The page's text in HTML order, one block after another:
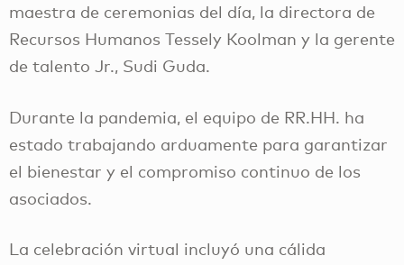
maestra de ceremonias del día, la directora de
Recursos Humanos Tessely Koolman y la gerente
de talento Jr., Sudi Guda.
Durante la pandemia, el equipo de RR.HH. ha
estado trabajando arduamente para garantizar
el bienestar y el compromiso continuo de los
asociados.
La celebración virtual incluyó una cálida